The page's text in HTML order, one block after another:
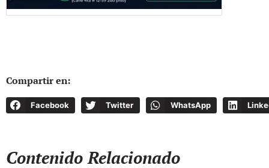
Compartir en:
Facebook Twitter WhatsApp
Contenido Relacionado